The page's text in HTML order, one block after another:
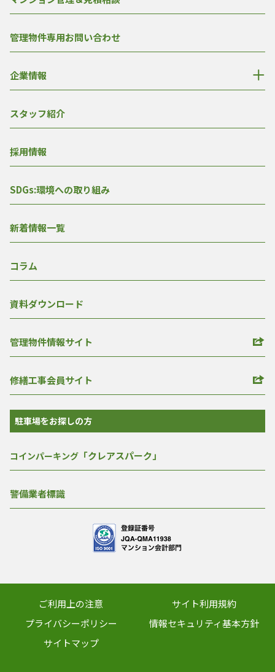
管理物件専用お問い合わせ
企業情報
スタッフ紹介
採用情報
SDGs:環境への取り組み
新着情報一覧
コラム
資料ダウンロード
管理物件情報サイト
修繕工事会員サイト
駐車場をお探しの方
コインパーキング 「クレアスパーク」
警備業者標識
ご利用上の注意
サイト利用規約
プライバシーポリシー
情報セキュリティ基本方針
サイトマップ